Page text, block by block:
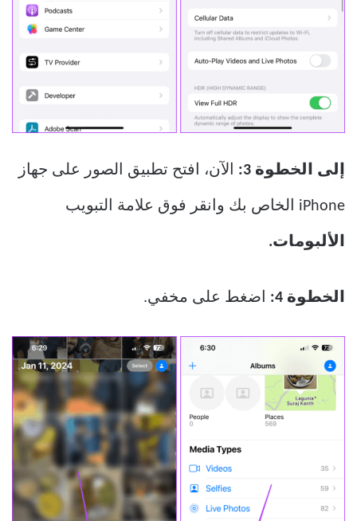
إلى الخطوة 3: الآن، افتح تطبيق الصور على جهاز
iPhone الخاص بك وانقر فوق علامة التبويب
الألبومات.
الخطوة 4: اضغط على مخفي.